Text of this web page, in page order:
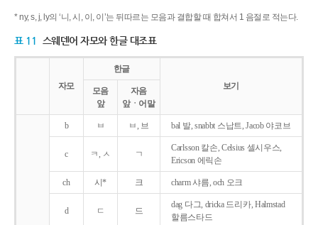
* ny, s, j, ly의 ‘니, 시, 이, 이’는 뒤따르는 모음과 결합할 때 합쳐서 1 음절로 적는다.
표 11 스웨덴어 자모와 한글 대조표
자모
한글
보기
모음
앞
자음
앞ㆍ어말
b ㅂ ㅂ, 브 bal 발, snabbt 스납트, Jacob 야코브
c ㅋ, ㅅ ㄱ
Carlsson 칼손, Celsius 셀시우스,
Ericson 에릭손
ch 시* 크 charm 샤름, och 오크
d ㄷ 드
dag 다그, dricka 드리카, Halmstad
할름스타드